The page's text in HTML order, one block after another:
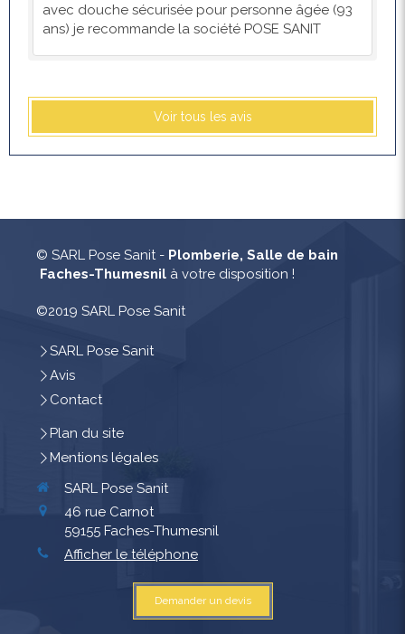
avec douche sécurisée pour personne âgée (93
ans) je recommande la société POSE SANIT
Voir tous les avis
© SARL Pose Sanit - Plomberie, Salle de bain
Faches-Thumesnil à votre disposition !
©2019 SARL Pose Sanit
SARL Pose Sanit
Avis
Contact
Plan du site
Mentions légales
SARL Pose Sanit
46 rue Carnot
59155 Faches-Thumesnil
Afficher le téléphone
Demander un devis